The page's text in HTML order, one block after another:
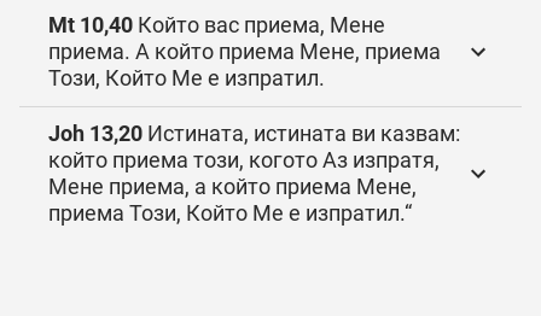
Mt 10,40 Който вас приема, Мене
приема. А който приема Мене, приема
Този, Който Ме е изпратил.
Joh 13,20 Истината, истината ви казвам:
който приема този, когото Аз изпратя,
Мене приема, а който приема Мене,
приема Този, Който Ме е изпратил.“